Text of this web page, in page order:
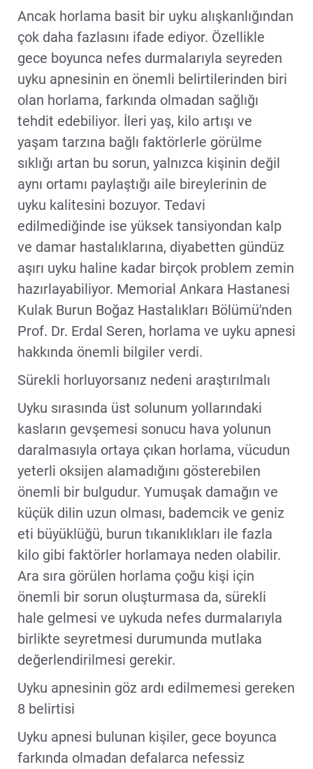
Ancak horlama basit bir uyku alışkanlığından
çok daha fazlasını ifade ediyor. Özellikle
gece boyunca nefes durmalarıyla seyreden
uyku apnesinin en önemli belirtilerinden biri
olan horlama, farkında olmadan sağlığı
tehdit edebiliyor. İleri yaş, kilo artışı ve
yaşam tarzına bağlı faktörlerle görülme
sıklığı artan bu sorun, yalnızca kişinin değil
aynı ortamı paylaştığı aile bireylerinin de
uyku kalitesini bozuyor. Tedavi
edilmediğinde ise yüksek tansiyondan kalp
ve damar hastalıklarına, diyabetten gündüz
aşırı uyku haline kadar birçok problem zemin
hazırlayabiliyor. Memorial Ankara Hastanesi
Kulak Burun Boğaz Hastalıkları Bölümü'nden
Prof. Dr. Erdal Seren, horlama ve uyku apnesi
hakkında önemli bilgiler verdi.
Sürekli horluyorsanız nedeni araştırılmalı
Uyku sırasında üst solunum yollarındaki
kasların gevşemesi sonucu hava yolunun
daralmasıyla ortaya çıkan horlama, vücudun
yeterli oksijen alamadığını gösterebilen
önemli bir bulgudur. Yumuşak damağın ve
küçük dilin uzun olması, bademcik ve geniz
eti büyüklüğü, burun tıkanıklıkları ile fazla
kilo gibi faktörler horlamaya neden olabilir.
Ara sıra görülen horlama çoğu kişi için
önemli bir sorun oluşturmasa da, sürekli
hale gelmesi ve uykuda nefes durmalarıyla
birlikte seyretmesi durumunda mutlaka
değerlendirilmesi gerekir.
Uyku apnesinin göz ardı edilmemesi gereken
8 belirtisi
Uyku apnesi bulunan kişiler, gece boyunca
farkında olmadan defalarca nefessiz